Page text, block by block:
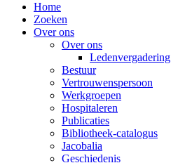
Home
Zoeken
Over ons
Over ons
Ledenvergadering
Bestuur
Vertrouwenspersoon
Werkgroepen
Hospitaleren
Publicaties
Bibliotheek-catalogus
Jacobalia
Geschiedenis